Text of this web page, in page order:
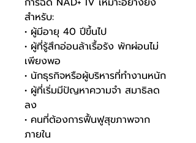
สำหรับ:
• ผู้มีอายุ 40 ปีขึ้นไป
• ผู้ที่รู้สึกอ่อนล้าเรื้อรัง พักผ่อนไม่
เพียงพอ
• นักธุรกิจหรือผู้บริหารที่ทำงานหนัก
• ผู้ที่เริ่มมีปัญหาความจำ สมาธิลด
ลง
• คนที่ต้องการฟื้นฟูสุขภาพจาก
ภายใน